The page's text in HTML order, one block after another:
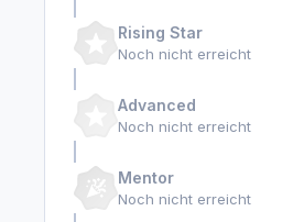
Rising Star
Noch nicht erreicht
Advanced
Noch nicht erreicht
Mentor
Noch nicht erreicht